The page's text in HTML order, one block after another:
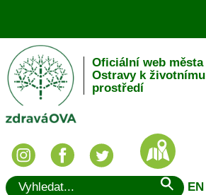
Oficiální web města
Ostravy k životnímu
prostředí
EN